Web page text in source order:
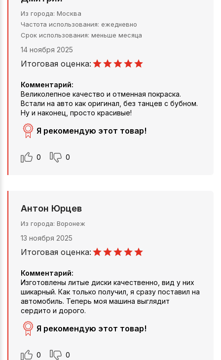
Из города Москва
Частота использования ежедневно
Срок использования меньше месяца
14 ноября 2025
Итоговая оценка:
Комментарий:
Великолепное качество и отменная покраска.
Встали на авто как оригинал, без танцев с бубном.
Ну и наконец, просто красивые!
Я рекомендую этот товар!
0 0
Антон Юрцев
Из города Воронеж
13 ноября 2025
Итоговая оценка:
Комментарий:
Изготовлены литые диски качественно, вид у них
шикарный. Как только получил, я сразу поставил на
автомобиль. Теперь моя машина выглядит
сердито и дорого.
Я рекомендую этот товар!
0 0